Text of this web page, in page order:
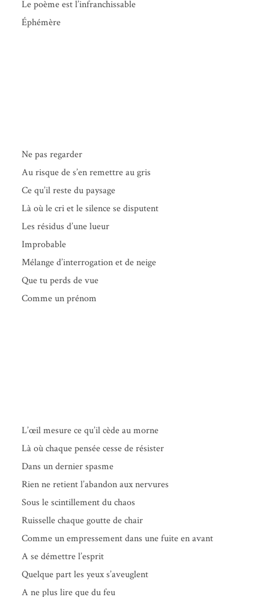
Le poème est l’infranchissable
Éphémère
Ne pas regarder
Au risque de s’en remettre au gris
Ce qu’il reste du paysage
Là où le cri et le silence se disputent
Les rési­dus d’une lueur
Improbable
Mélange d’interrogation et de neige
Que tu perds de vue
Comme un prénom
L’œil mesure ce qu’il cède au morne
Là où chaque pen­sée cesse de résister
Dans un der­nier spasme
Rien ne retient l’abandon aux nervures
Sous le scin­tille­ment du chaos
Ruis­selle chaque goutte de chair
Comme un empres­se­ment dans une fuite en avant
A se démettre l’esprit
Quelque part les yeux s’aveuglent
A ne plus lire que du feu